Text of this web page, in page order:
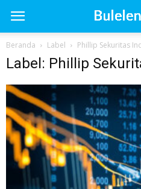
Beranda Label Phillip Sekuritas
Label: Phillip